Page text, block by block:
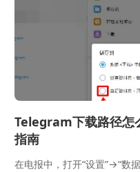
Telegram下载路径怎
指南
在电报中，打开“设置”→“数